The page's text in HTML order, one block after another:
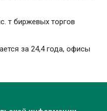
т биржевых торгов
за 24,4 года, офисы